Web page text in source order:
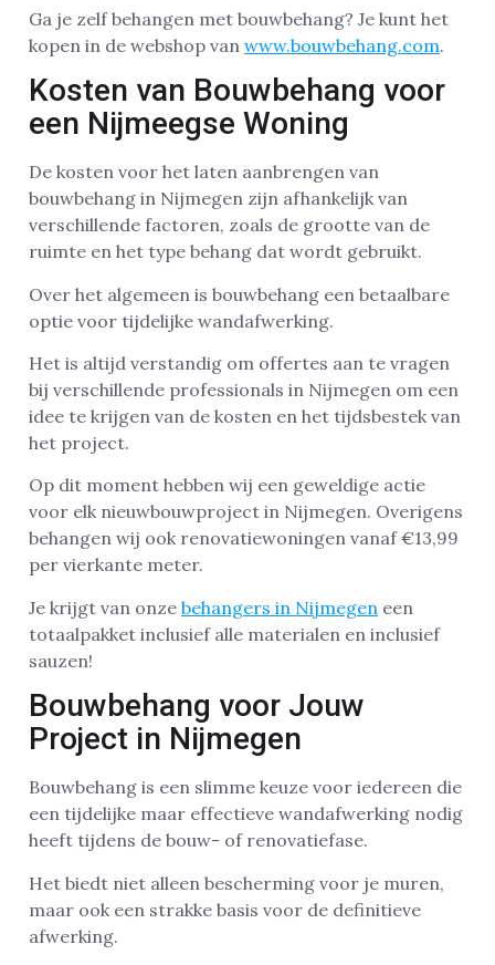
Ga je zelf behangen met bouwbehang? Je kunt het
kopen in de webshop van www.bouwbehang.com.
Kosten van Bouwbehang voor
een Nijmeegse Woning
De kosten voor het laten aanbrengen van
bouwbehang in Nijmegen zijn afhankelijk van
verschillende factoren, zoals de grootte van de
ruimte en het type behang dat wordt gebruikt.
Over het algemeen is bouwbehang een betaalbare
optie voor tijdelijke wandafwerking.
Het is altijd verstandig om offertes aan te vragen
bij verschillende professionals in Nijmegen om een
idee te krijgen van de kosten en het tijdsbestek van
het project.
Op dit moment hebben wij een geweldige actie
voor elk nieuwbouwproject in Nijmegen. Overigens
behangen wij ook renovatiewoningen vanaf €13,99
per vierkante meter.
Je krijgt van onze behangers in Nijmegen een
totaalpakket inclusief alle materialen en inclusief
sauzen!
Bouwbehang voor Jouw
Project in Nijmegen
Bouwbehang is een slimme keuze voor iedereen die
een tijdelijke maar effectieve wandafwerking nodig
heeft tijdens de bouw- of renovatiefase.
Het biedt niet alleen bescherming voor je muren,
maar ook een strakke basis voor de definitieve
afwerking.